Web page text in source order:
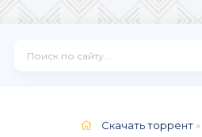
Скачать торрент »